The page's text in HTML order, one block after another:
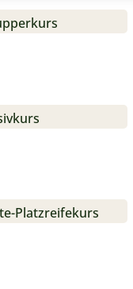
Platzreifekurs